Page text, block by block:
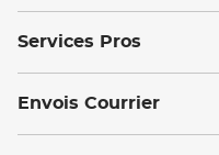
Services Pros
Envois Courrier